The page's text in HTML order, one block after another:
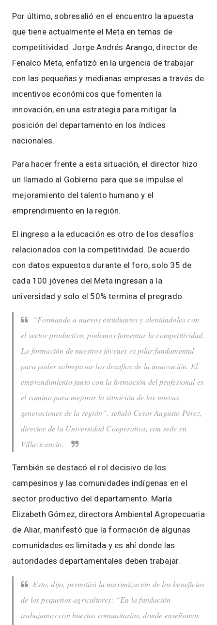
Por último, sobresalió en el encuentro la apuesta
que tiene actualmente el Meta en temas de
competitividad. Jorge Andrés Arango, director de
Fenalco Meta, enfatizó en la urgencia de trabajar
con las pequeñas y medianas empresas a través de
incentivos económicos que fomenten la
innovación, en una estrategia para mitigar la
posición del departamento en los índices
nacionales.
Para hacer frente a esta situación, el director hizo
un llamado al Gobierno para que se impulse el
mejoramiento del talento humano y el
emprendimiento en la región.
El ingreso a la educación es otro de los desafíos
relacionados con la competitividad. De acuerdo
con datos expuestos durante el foro, solo 35 de
cada 100 jóvenes del Meta ingresan a la
universidad y solo el 50% termina el pregrado.
“Formando a nuevos estudiantes y alentándolos con
el sector productivo, podemos fomentar la competitividad.
La formación de nuestros jóvenes es pilar fundamental
para poder sobrepasar los desafíos de la innovación. El
emprendimiento junto con la formación del profesional es
el camino para mejorar la situación de las nuevas
generaciones de la región”, señaló Cesar Augusto Pérez,
director de la Universidad Cooperativa, con sede en
Villavicencio.
También se destacó el rol decisivo de los
campesinos y las comunidades indígenas en el
sector productivo del departamento. María
Elizabeth Gómez, directora Ambiental Agropecuaria
de Aliar, manifestó que la formación de algunas
comunidades es limitada y es ahí donde las
autoridades departamentales deben trabajar.
Esto, dijo, permitirá la maximización de los beneficios
de los pequeños agricultores: “En la fundación
trabajamos con huertas comunitarias, donde enseñamos